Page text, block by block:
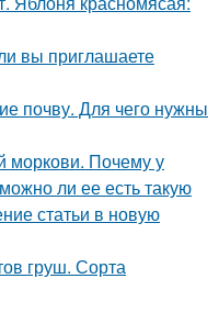
вы приглашаете
почву. Для чего нужны
моркови. Почему у
ли ее есть такую
статьи в новую
груш. Сорта